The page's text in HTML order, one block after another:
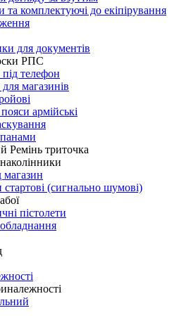
та комплектуючі до екіпірування
для документів
РПС
телефон
магазинів
армійські
Ремінь триточка
магазин
стартові (сигнально шумові)
пістолети